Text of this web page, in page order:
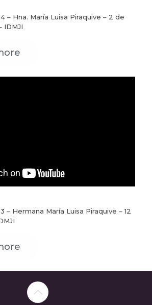
– Hna. María Luisa Piraquive – 2 de
IDMJI
– Hermana María Luisa Piraquive – 12